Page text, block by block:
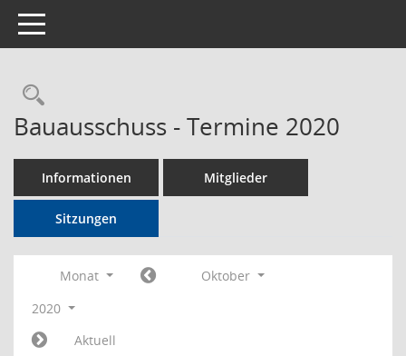
Toggle navigation
Rechercheauswahl
Bauausschuss - Termine 2020
Informationen Mitglieder
Sitzungen
Monat
Oktober
2020
Aktuell